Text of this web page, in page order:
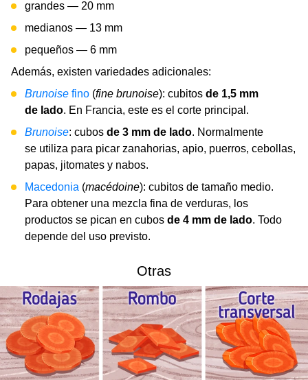
grandes — 20 mm
medianos — 13 mm
pequeños — 6 mm
Además, existen variedades adicionales:
Brunoise fino (fine brunoise): cubitos de 1,5 mm
de lado. En Francia, este es el corte principal.
Brunoise: cubos de 3 mm de lado. Normalmente
se utiliza para picar zanahorias, apio, puerros, cebollas,
papas, jitomates y nabos.
Macedonia (macédoine): cubitos de tamaño medio.
Para obtener una mezcla fina de verduras, los
productos se pican en cubos de 4 mm de lado. Todo
depende del uso previsto.
Otras